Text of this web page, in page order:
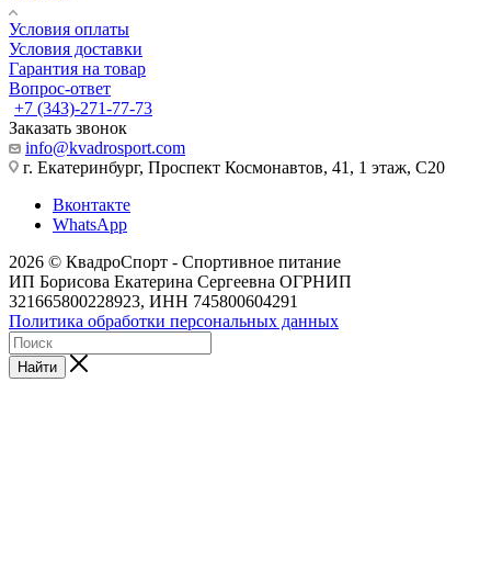
Условия оплаты
Условия доставки
Гарантия на товар
Вопрос-ответ
+7 (343)-271-77-73
Заказать звонок
info@kvadrosport.com
г. Екатеринбург, Проспект Космонавтов, 41, 1 этаж, С20
Вконтакте
WhatsApp
2026 © КвадроСпорт - Спортивное питание
ИП Борисова Екатерина Сергеевна ОГРНИП
321665800228923, ИНН 745800604291
Политика обработки персональных данных
Найти